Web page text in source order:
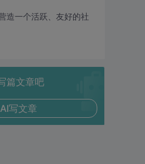
造一个活跃、友好的社
篇文章吧
写文章